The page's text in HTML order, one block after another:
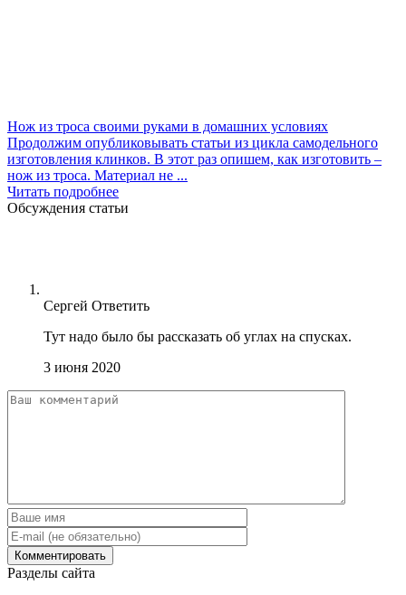
Нож из троса своими руками в домашних условиях
Продолжим опубликовывать статьи из цикла самодельного
изготовления клинков. В этот раз опишем, как изготовить –
нож из троса. Материал не ...
Читать подробнее
Обсуждения статьи
Сергей Ответить
Тут надо было бы рассказать об углах на спусках.
3 июня 2020
Разделы сайта